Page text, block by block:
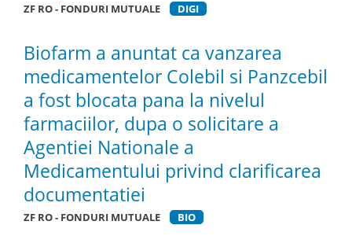
ZF RO - FONDURI MUTUALE DIGI
Biofarm a anuntat ca vanzarea
medicamentelor Colebil si Panzcebil
a fost blocata pana la nivelul
farmaciilor, dupa o solicitare a
Agentiei Nationale a
Medicamentului privind clarificarea
documentatiei
ZF RO - FONDURI MUTUALE BIO